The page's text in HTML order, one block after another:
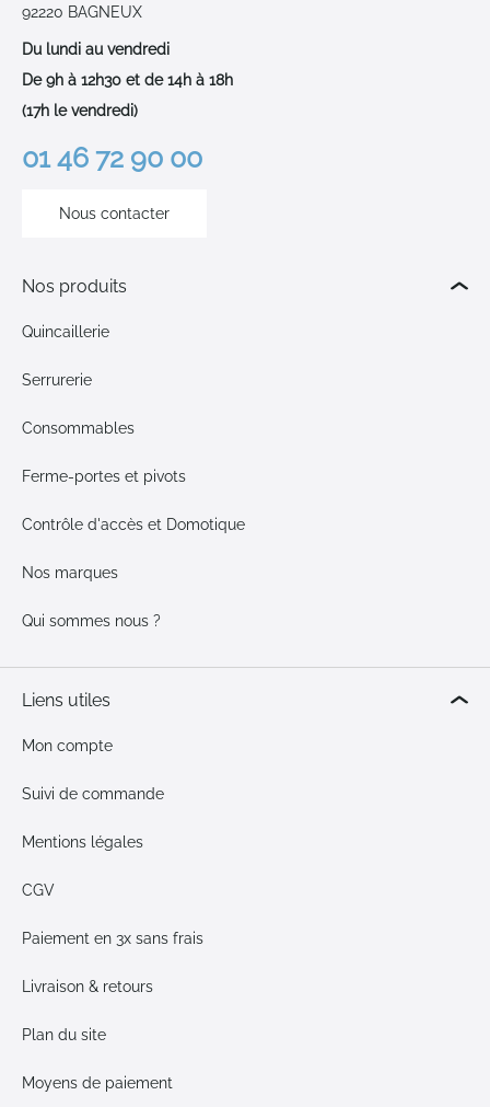
92220 BAGNEUX
Du lundi au vendredi
De 9h à 12h30 et de 14h à 18h
(17h le vendredi)
01 46 72 90 00
Nous contacter
Nos produits
Quincaillerie
Serrurerie
Consommables
Ferme-portes et pivots
Contrôle d'accès et Domotique
Nos marques
Qui sommes nous ?
Liens utiles
Mon compte
Suivi de commande
Mentions légales
CGV
Paiement en 3x sans frais
Livraison & retours
Plan du site
Moyens de paiement